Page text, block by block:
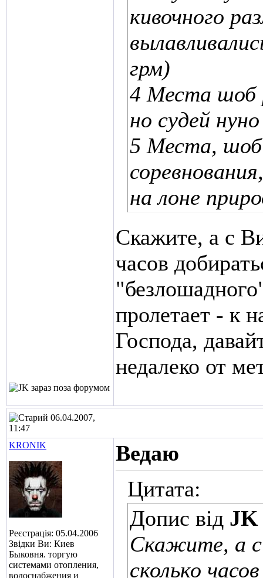
кивочного
грм)
4 Места шоб
но судей
5 Места,
на лоне
Скажите, а с
часов
пролетает - к
Господа,
недалеко от
06.04.2007,
11:47
KRONIK
Реєстрація: 05.04.2006
Звідки Ви: Киев
Быковня. торгую
системами отопления,
водоснабжения и
Ведаю
Цитата:
Допис від JK
Скажите, а с
сколько